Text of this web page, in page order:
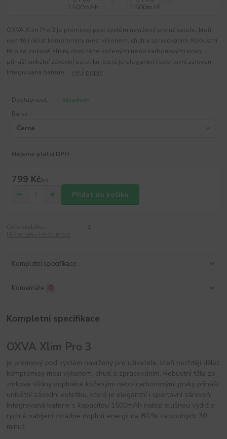
OXVA Xlim Pro 3 je prémiový pod systém navržený pro uživatele, kteří
nechtějí dělat kompromisy mezi výkonem, chutí a zpracováním. Robustní
tělo ze zinkové slitiny doplněné koženými nebo karbonovými prvky
přináší unikátní závodní estetiku, která je elegantní i sportovní zároveň.
Integrovaná baterie ... celý popis
Dostupnost
skladem
Barva
Nejsme plátci DPH
799 Kč/ks
Přidat do košíku
Kompletní specifikace
Komentáře 0
Kompletní specifikace
OXVA Xlim Pro 3
je prémiový pod systém navržený pro uživatele, kteří nechtějí dělat
kompromisy mezi výkonem, chutí a zpracováním. Robustní tělo ze
zinkové slitiny doplněné koženými nebo karbonovými prvky přináší
unikátní závodní estetiku, která je elegantní i sportovní zároveň.
Integrovaná baterie s kapacitou 1500mAh nabízí slušnou výdrž a
rychlé nabíjení zvládne doplnit energii na 80 % za pouhých 30
minut.